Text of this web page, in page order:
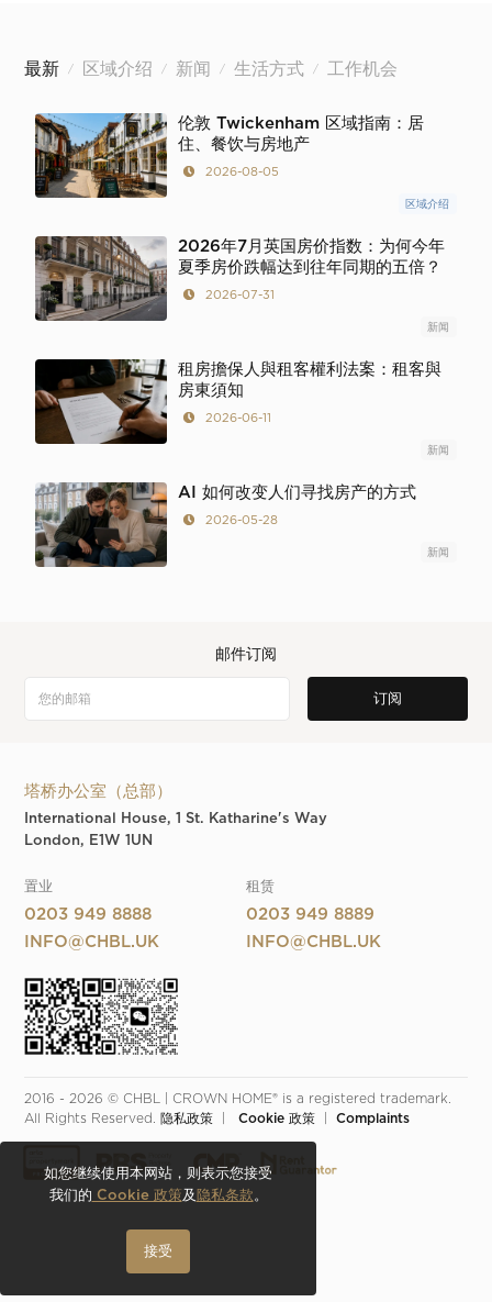
最新 / 区域介绍 / 新闻 / 生活方式 / 工作机会
伦敦 Twickenham 区域指南：居
住、餐饮与房地产
2026-08-05
区域介绍
2026年7月英国房价指数：为何今年
夏季房价跌幅达到往年同期的五倍？
2026-07-31
新闻
租房擔保人與租客權利法案：租客與
房東須知
2026-06-11
新闻
AI 如何改变人们寻找房产的方式
2026-05-28
新闻
邮件订阅
塔桥办公室（总部）
International House, 1 St. Katharine's Way
London, E1W 1UN
置业
0203 949 8888
INFO@CHBL.UK
租赁
0203 949 8889
INFO@CHBL.UK
2016 - 2026 © CHBL | CROWN HOME® is a registered trademark.
All Rights Reserved. 隐私政策 Cookie 政策
  |
Complaints
如您继续使用本网站，则表示您接受
我们的 Cookie 政策及 隐私条款。
接受